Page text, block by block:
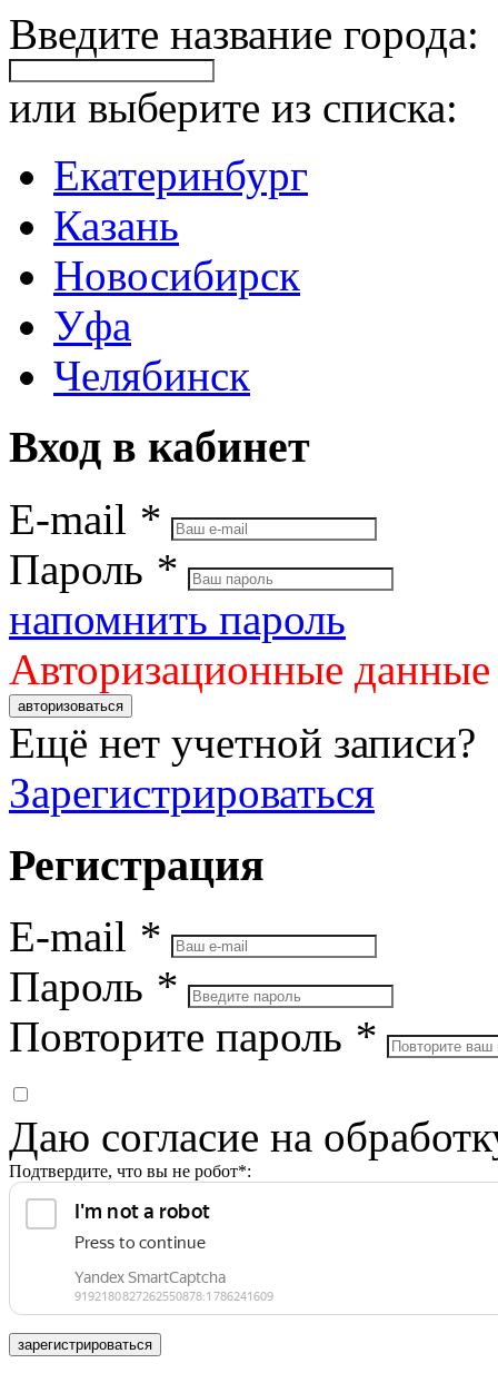
Введите название города:
или выберите из списка:
Екатеринбург
Казань
Новосибирск
Уфа
Челябинск
Вход в кабинет
E-mail *
Пароль *
напомнить пароль
Авторизационные
авторизоваться
Ещё нет учетной записи?
Зарегистрироваться
Регистрация
E-mail *
Пароль *
Повторите пароль *
Даю согласие на
Подтвердите, что вы не робот*:
зарегистрироваться